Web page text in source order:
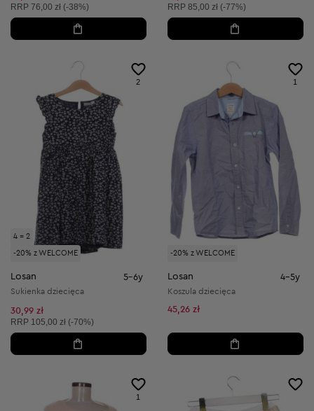
Cena sugerowana:
RRP 76,00 zł (-38%) Cena sugerowana:
RRP 85,00 zł (-77%)
4 = 2
-20% z WELCOME
2
Losan 5-6y
Sukienka dziecięca
30,99 zł
Cena sugerowana:
RRP 105,00 zł (-70%)
-20% z WELCOME
1
Losan 4-5y
Koszula dziecięca
45,26 zł
1